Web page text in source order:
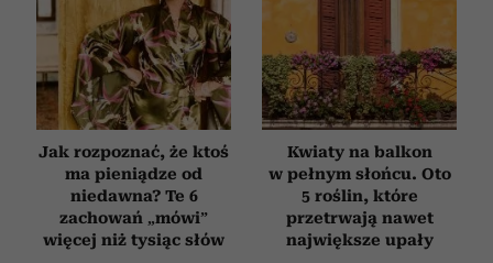
Jak rozpoznać, że ktoś
ma pieniądze od
niedawna? Te 6
zachowań „mówi”
więcej niż tysiąc słów
Kwiaty na balkon
w pełnym słońcu. Oto
5 roślin, które
przetrwają nawet
największe upały